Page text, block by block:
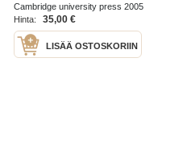
Cambridge university press 2005
Hinta:
35,00 €
LISÄÄ OSTOSKORIIN